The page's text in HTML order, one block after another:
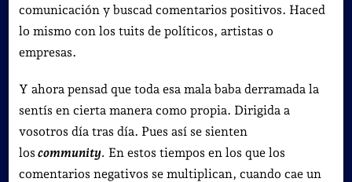
comunicación y buscad comentarios positivos. Haced
lo mismo con los tuits de políticos, artistas o
empresas.
Y ahora pensad que toda esa mala baba derramada la
sentís en cierta manera como propia. Dirigida a
vosotros día tras día. Pues así se sienten
los community. En estos tiempos en los que los
comentarios negativos se multiplican, cuando cae un